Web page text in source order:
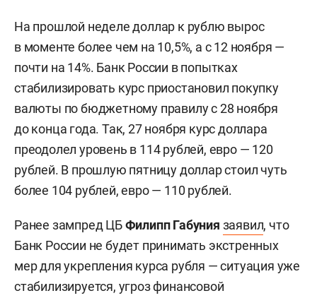
На прошлой неделе доллар к рублю вырос
в моменте более чем на 10,5%, а с 12 ноября —
почти на 14%. Банк России в попытках
стабилизировать курс приостановил покупку
валюты по бюджетному правилу с 28 ноября
до конца года. Так, 27 ноября курс доллара
преодолел уровень в 114 рублей, евро — 120
рублей. В прошлую пятницу доллар стоил чуть
более 104 рублей, евро — 110 рублей.
Ранее зампред ЦБФилипп Габуния заявил, что
Банк России не будет принимать экстренных
мер для укрепления курса рубля — ситуация уже
стабилизируется, угроз финансовой